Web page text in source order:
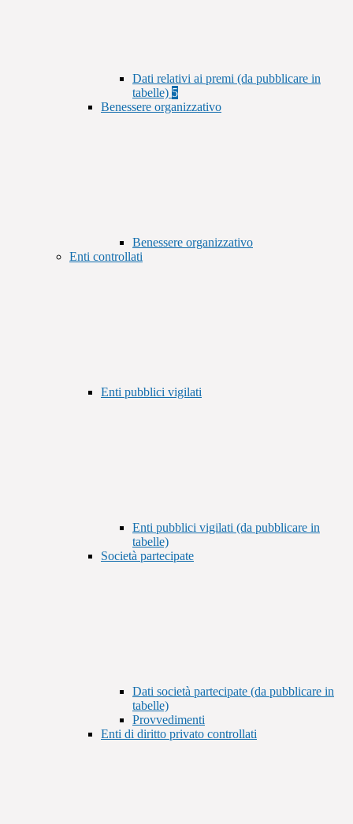
Dati relativi ai premi (da pubblicare in
tabelle) 5
Benessere organizzativo
Benessere organizzativo
Enti controllati
Enti pubblici vigilati
Enti pubblici vigilati (da pubblicare in
tabelle)
Società partecipate
Dati società partecipate (da pubblicare in
tabelle)
Provvedimenti
Enti di diritto privato controllati